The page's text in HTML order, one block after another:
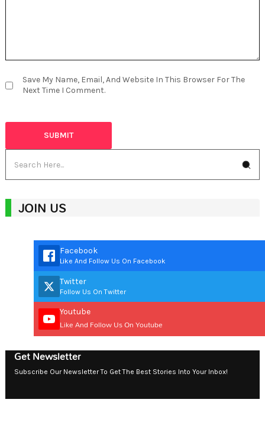
Save My Name, Email, And Website In This Browser For The
Next Time I Comment.
JOIN US
Facebook
Like And Follow Us On Facebook
Twitter
Follow Us On Twitter
Youtube
Like And Follow Us On Youtube
Get Newsletter
Subscribe Our Newsletter To Get The Best Stories Into Your Inbox!